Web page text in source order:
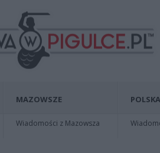
MAZOWSZE
Wiadomości z Mazowsza